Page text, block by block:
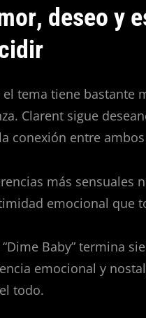
deseo y
el tema tiene bastante
Clarent sigue
conexión entre
más sensuales
emocional que
“Dime Baby” termina
emocional y
todo.